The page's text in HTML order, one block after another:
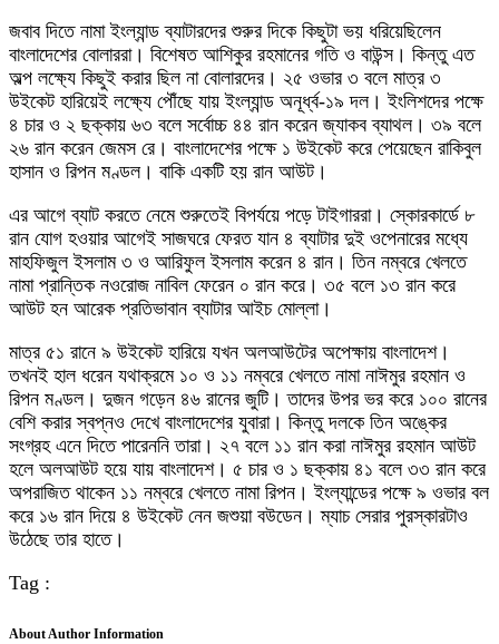
জবাব দিতে নামা ইংল্যান্ড ব্যাটারদের শুরুর দিকে কিছুটা ভয় ধরিয়েছিলেন
বাংলাদেশের বোলাররা। বিশেষত আশিকুর রহমানের গতি ও বাউন্স। কিন্তু এত
অল্প লক্ষ্যে কিছুই করার ছিল না বোলারদের। ২৫ ওভার ৩ বলে মাত্র ৩
উইকেট হারিয়েই লক্ষ্যে পৌঁছে যায় ইংল্যান্ড অনূর্ধ্ব-১৯ দল। ইংলিশদের পক্ষে
৪ চার ও ২ ছক্কায় ৬৩ বলে সর্বোচ্চ ৪৪ রান করেন জ্যাকব ব্যাথল। ৩৯ বলে
২৬ রান করেন জেমস রে। বাংলাদেশের পক্ষে ১ উইকেট করে পেয়েছেন রাকিবুল
হাসান ও রিপন মণ্ডল। বাকি একটি হয় রান আউট।
এর আগে ব্যাট করতে নেমে শুরুতেই বিপর্যয়ে পড়ে টাইগাররা। স্কোরকার্ডে ৮
রান যোগ হওয়ার আগেই সাজঘরে ফেরত যান ৪ ব্যাটার দুই ওপেনারের মধ্যে
মাহফিজুল ইসলাম ৩ ও আরিফুল ইসলাম করেন ৪ রান। তিন নম্বরে খেলতে
নামা প্রান্তিক নওরোজ নাবিল ফেরেন ০ রান করে। ৩৫ বলে ১৩ রান করে
আউট হন আরেক প্রতিভাবান ব্যাটার আইচ মোল্লা।
মাত্র ৫১ রানে ৯ উইকেট হারিয়ে যখন অলআউটের অপেক্ষায় বাংলাদেশ।
তখনই হাল ধরেন যথাক্রমে ১০ ও ১১ নম্বরে খেলতে নামা নাঈমুর রহমান ও
রিপন মণ্ডল। দুজন গড়েন ৪৬ রানের জুটি। তাদের উপর ভর করে ১০০ রানের
বেশি করার স্বপ্নও দেখে বাংলাদেশের যুবারা। কিন্তু দলকে তিন অঙ্কের
সংগ্রহ এনে দিতে পারেননি তারা। ২৭ বলে ১১ রান করা নাঈমুর রহমান আউট
হলে অলআউট হয়ে যায় বাংলাদেশ। ৫ চার ও ১ ছক্কায় ৪১ বলে ৩৩ রান করে
অপরাজিত থাকেন ১১ নম্বরে খেলতে নামা রিপন। ইংল্যান্ডের পক্ষে ৯ ওভার বল
করে ১৬ রান দিয়ে ৪ উইকেট নেন জশুয়া বউডেন। ম্যাচ সেরার পুরস্কারটাও
উঠেছে তার হাতে।
Tag :
About Author Information